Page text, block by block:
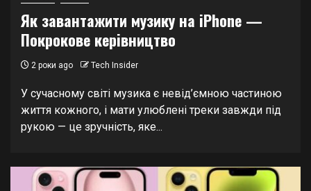
Як завантажити музику на iPhone —
Покрокове керівництво
2 роки ago Tech Insider
У сучасному світі музика є невід’ємною частиною
життя кожного, і мати улюблені треки завжди під
рукою — це зручність, яке...